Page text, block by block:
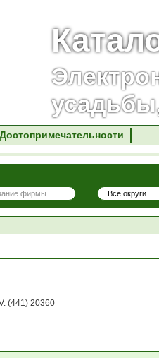
Достопримечательности
(441) 20360